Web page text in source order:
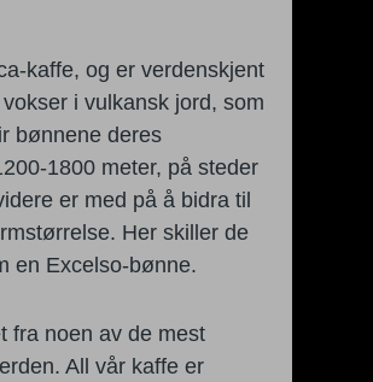
kaffe, og er verdenskjent
vokser ivulkansk jord, som
bønnene deres
1800 meter, på steder
er med på å bidra til
Her skiller de
en Excelso-bønne.
fra noen av de mest
All vår kaffe er